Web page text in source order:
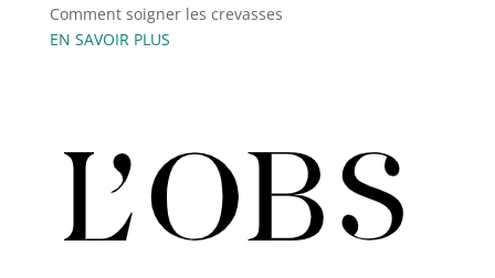
Comment soigner les crevasses
EN SAVOIR PLUS